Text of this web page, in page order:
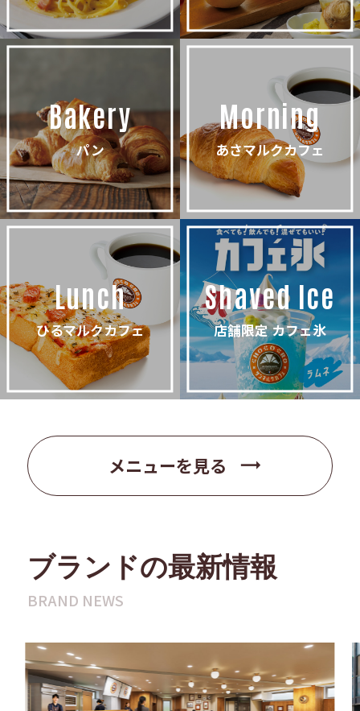
Bakery
パン
Morning
あさマルクカフェ
Lunch
ひるマルクカフェ
Shaved Ice
店舗限定 カフェ氷
メニューを見る trending_flat
ブランドの最新情報
BRAND NEWS